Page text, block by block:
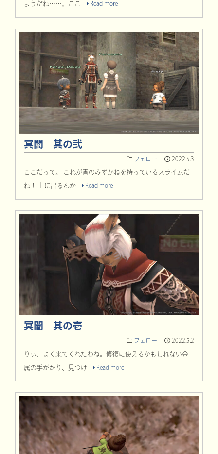
ようだね……。ここ Read more
冥闇 其の弐
フェロー 2022.5.3
ここだって。 これが宵のみずかねを持っているスライムだ
ね！ 上に出るんか Read more
冥闇 其の壱
フェロー 2022.5.2
りぃ、よく来てくれたわね。修復に使えるかもしれない金
属の手がかり、見つけ Read more